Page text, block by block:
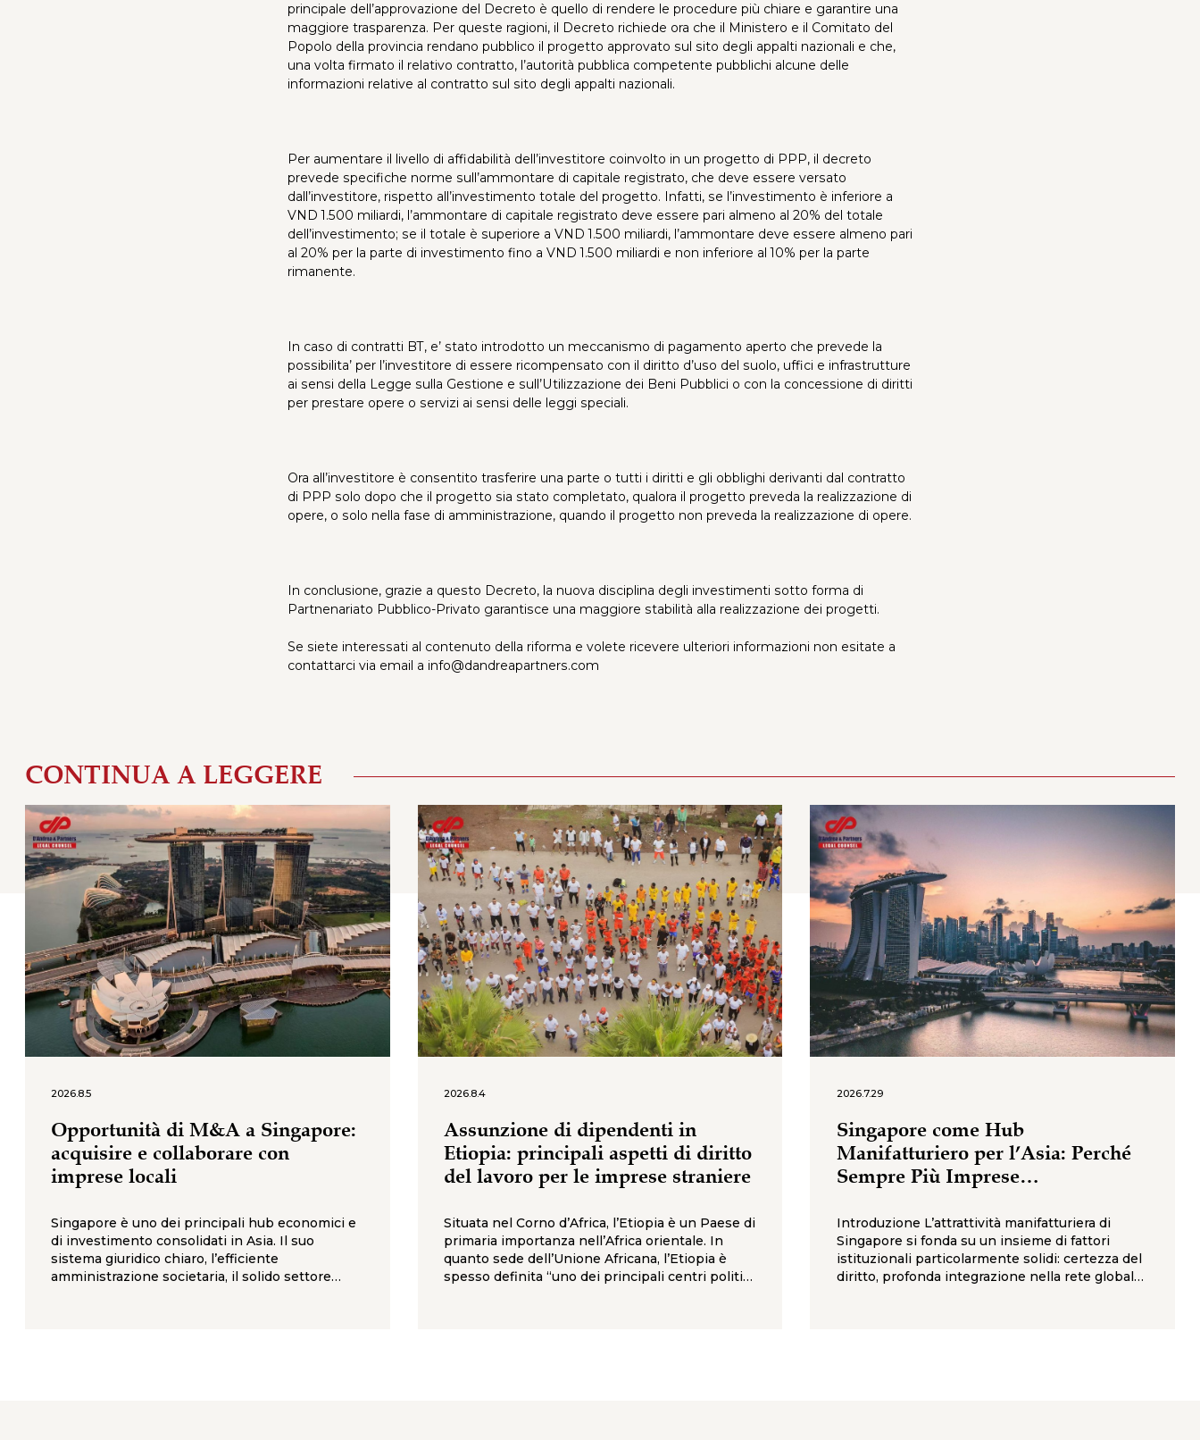
principale dell’approvazione del Decreto è quello di rendere le procedure più chiare e garantire una
maggiore trasparenza. Per queste ragioni, il Decreto richiede ora che il Ministero e il Comitato del
Popolo della provincia rendano pubblico il progetto approvato sul sito degli appalti nazionali e che,
una volta firmato il relativo contratto, l’autorità pubblica competente pubblichi alcune delle
informazioni relative al contratto sul sito degli appalti nazionali.
Per aumentare il livello di affidabilità dell’investitore coinvolto in un progetto di PPP, il decreto
prevede specifiche norme sull’ammontare di capitale registrato, che deve essere versato
dall’investitore, rispetto all’investimento totale del progetto. Infatti, se l’investimento è inferiore a
VND 1.500 miliardi, l’ammontare di capitale registrato deve essere pari almeno al 20% del totale
dell’investimento; se il totale è superiore a VND 1.500 miliardi, l’ammontare deve essere almeno pari
al 20% per la parte di investimento fino a VND 1.500 miliardi e non inferiore al 10% per la parte
rimanente.
In caso di contratti BT, e’ stato introdotto un meccanismo di pagamento aperto che prevede la
possibilita’ per l’investitore di essere ricompensato con il diritto d’uso del suolo, uffici e infrastrutture
ai sensi della Legge sulla Gestione e sull’Utilizzazione dei Beni Pubblici o con la concessione di diritti
per prestare opere o servizi ai sensi delle leggi speciali.
Ora all’investitore è consentito trasferire una parte o tutti i diritti e gli obblighi derivanti dal contratto
di PPP solo dopo che il progetto sia stato completato, qualora il progetto preveda la realizzazione di
opere, o solo nella fase di amministrazione, quando il progetto non preveda la realizzazione di opere.
In conclusione, grazie a questo Decreto, la nuova disciplina degli investimenti sotto forma di
Partnenariato Pubblico-Privato garantisce una maggiore stabilità alla realizzazione dei progetti.
Se siete interessati al contenuto della riforma e volete ricevere ulteriori informazioni non esitate a
contattarci via email a info@dandreapartners.com
CONTINUA A LEGGERE
2026.8.5
Opportunità di M&A a Singapore:
acquisire e collaborare con
imprese locali
Singapore è uno dei principali hub economici e
di investimento consolidati in Asia. Il suo
sistema giuridico chiaro, l’efficiente
amministrazione societaria, il solido settore
2026.8.4
Assunzione di dipendenti in
Etiopia: principali aspetti di diritto
del lavoro per le imprese straniere
Situata nel Corno d’Africa, l’Etiopia è un Paese di
primaria importanza nell’Africa orientale. In
quanto sede dell’Unione Africana, l’Etiopia è
spesso definita “uno dei principali centri politici
2026.7.29
Singapore come Hub
Manifatturiero per l’Asia: Perché
Sempre Più Imprese
Introduzione L’attrattività manifatturiera di
Singapore si fonda su un insieme di fattori
istituzionali particolarmente solidi: certezza del
diritto, profonda integrazione nella rete globale